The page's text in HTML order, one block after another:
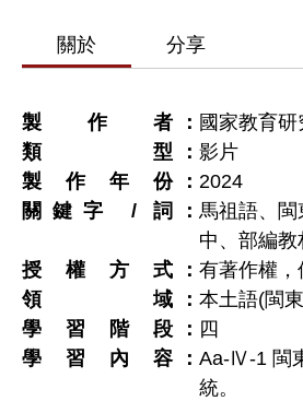
關於 分享
製作者
國家教育研
類型
影片
製作年份
2024
關鍵字 / 詞
馬祖語、閩
中、部編
授權方式
有著作權，
領域
本土語(閩
學習階段
四
學習內容
Aa-Ⅳ-1 閩
統。